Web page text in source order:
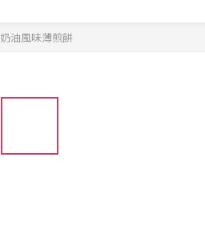
奶油風味薄煎餅